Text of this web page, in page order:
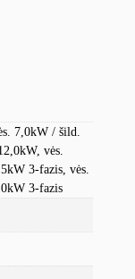
7,0kW / šild.
vės.
3-fazis, vės.
3-fazis